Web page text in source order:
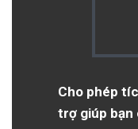
Cho phép
trợ giúp bạn